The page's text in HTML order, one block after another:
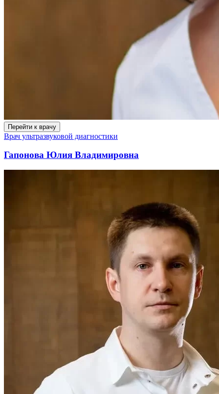
Перейти к врачу
Врач ультразвуковой диагностики
Гапонова Юлия Владимировна